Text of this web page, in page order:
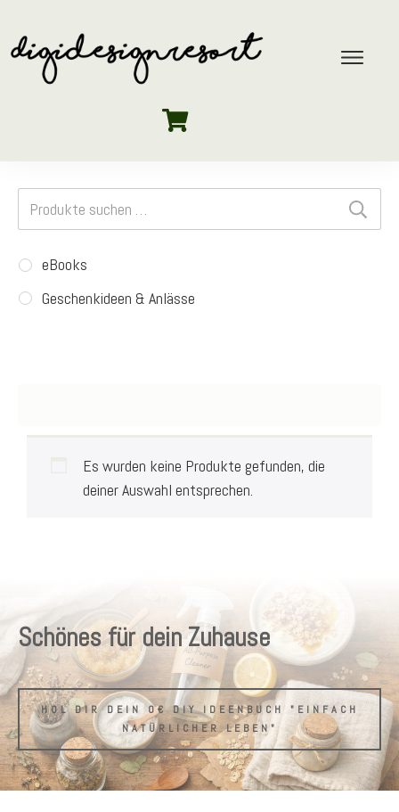
Es wurden keine Produkte gefunden, die
deiner Auswahl entsprechen.
Suchen
nach:
eBooks
Geschenkideen & Anlässe
Schönes für dein Zuhause
HOL DIR DEIN 0€ DIY IDEENBUCH "EINFACH
NATÜRLICHER LEBEN"